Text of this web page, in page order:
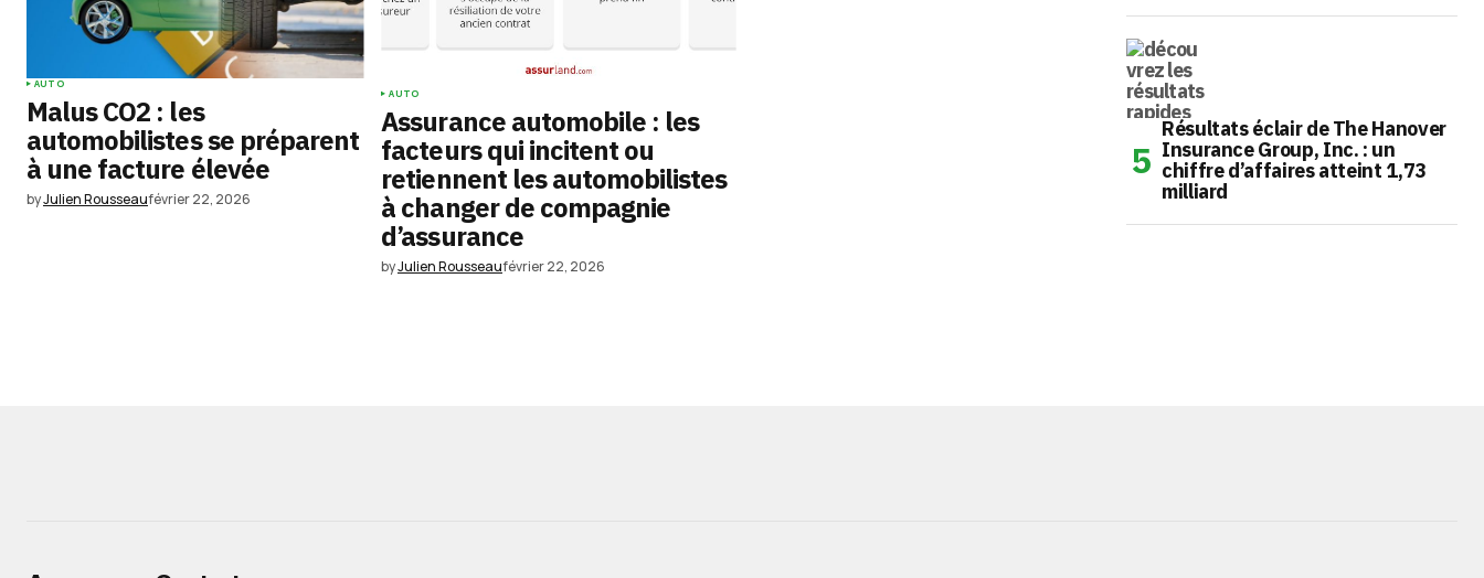
AUTO
Malus CO2 : les
automobilistes se préparent
à une facture élevée
byJulien Rousseaufévrier 22, 2026
AUTO
Assurance automobile : les
facteurs qui incitent ou
retiennent les automobilistes
à changer de compagnie
d’assurance
byJulien Rousseaufévrier 22, 2026
Résultats éclair de The Hanover
Insurance Group, Inc. : un
chiffre d’affaires atteint 1,73
milliard